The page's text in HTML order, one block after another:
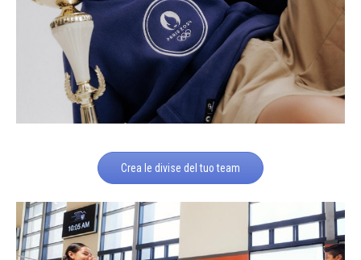
Crea le divise del tuo team